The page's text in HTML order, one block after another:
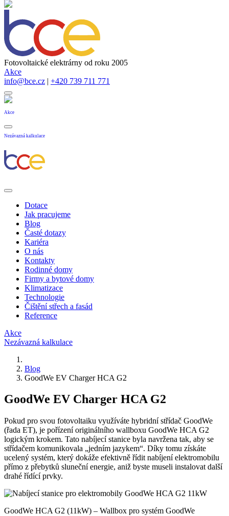
Fotovoltaické elektrárny od roku 2005
Akce
info@bce.cz | +420 739 711 771
Akce
Nezávazná kalkulace
Dotace
Jak pracujeme
Blog
Časté dotazy
Kariéra
O nás
Kontakty
Rodinné domy
Firmy a bytové domy
Klimatizace
Technologie
Čištění střech a fasád
Reference
Akce
Nezávazná kalkulace
Blog
GoodWe EV Charger HCA G2
GoodWe EV Charger HCA G2
Pokud pro svou fotovoltaiku využíváte hybridní střídač GoodWe
(řada ET), je pořízení originálního wallboxu GoodWe HCA G2
logickým krokem. Tato nabíjecí stanice byla navržena tak, aby se
střídačem komunikovala „jedním jazykem“. Díky tomu získáte
ucelený systém, který dokáže efektivně řídit nabíjení elektromobilu
přímo z přebytků sluneční energie, aniž byste museli instalovat další
drahé řídící prvky.
GoodWe HCA G2 (11kW) – Wallbox pro systém GoodWe